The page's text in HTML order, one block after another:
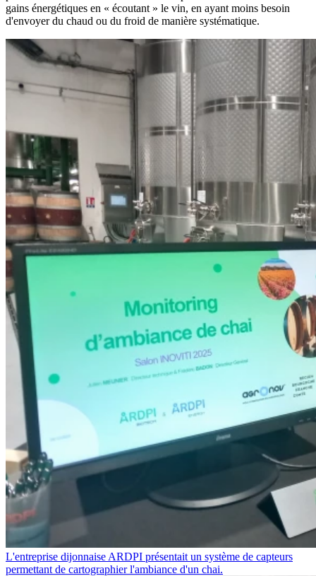
gains énergétiques en « écoutant » le vin, en ayant moins besoin
d'envoyer du chaud ou du froid de manière systématique.
L'entreprise dijonnaise ARDPI présentait un système de capteurs
permettant de cartographier l'ambiance d'un chai.